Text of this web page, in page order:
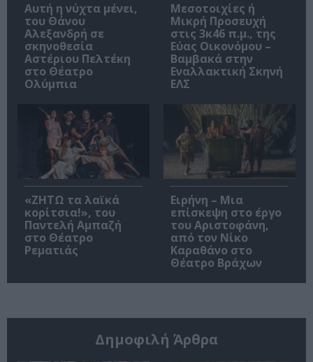
Αυτή η νύχτα μένει,
του Θάνου
Αλεξανδρή σε
σκηνοθεσία
Αστέριου Πελτέκη
στο Θέατρο
Ολύμπια
Μεσοτοιχίες ή
Μικρή Προσευχή
στις 3κ46 π.μ., της
Εύας Οικονόμου –
Βαμβακά στην
Εναλλακτική Σκηνή
ΕΛΣ
«ΖΗΤΩ τα λαϊκά
κορίτσια!», του
Παντελή Αμπαζή
στο Θέατρο
Ρεματιάς
Ειρήνη – Μια
επίσκεψη στο έργο
του Αριστοφάνη,
από τον Νίκο
Καραθάνο στο
Θέατρο Βράχων
Δημοφιλή Άρθρα